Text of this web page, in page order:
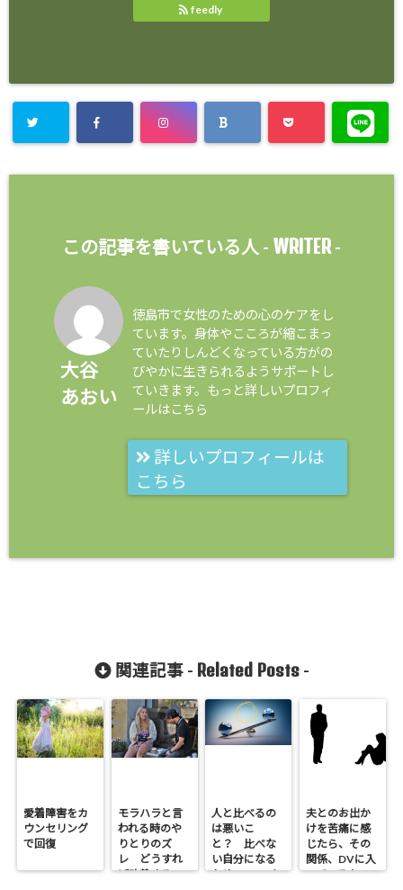
feedly
この記事を書いている人 - WRITER -
大谷
あおい
徳島市で女性のための心のケアをし
ています。身体やこころが縮こまっ
ていたりしんどくなっている方がの
びやかに生きられるようサポートし
ていきます。もっと詳しいプロフィ
ールはこちら
詳しいプロフィールは
こちら
関連記事 - Related Posts-
愛着障害をカ
ウンセリング
で回復
モラハラと言
われる時のや
りとりのズ
レ どうすれ
ば改善するの
人と比べるの
は悪いこ
と？ 比べな
い自分になる
ための5つのヒ
夫とのお出か
けを苦痛に感
じたら、その
関係、DVに入
っているか